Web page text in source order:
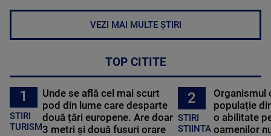
VEZI MAI MULTE ȘTIRI
TOP CITITE
1
STIRI
TURISM
Unde se află cel mai scurt
pod din lume care desparte
două țări europene. Are doar
3 metri și două fusuri orare
2
STIRI
STIINTA
Organismul
populație
o abilitate
oamenilor